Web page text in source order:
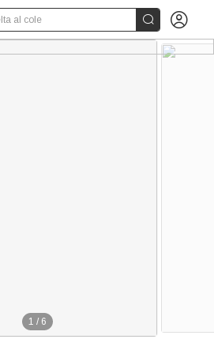
al cole  
1 / 6